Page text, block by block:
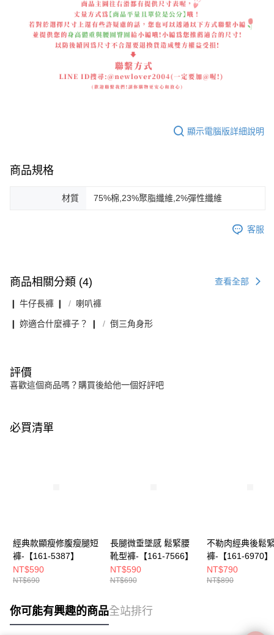
顯示電腦版詳細說明
商品規格
材質 75%棉,23%聚脂纖維,2%彈性纖維
客服
商品相關分類 (4) 查看全部
❙ 牛仔長褲 ❙ 喇叭褲
❙ 妳適合什麼褲子？ ❙ 倒三角身形
評價
喜歡這個商品嗎？購買後給他一個好評吧
必買清單
經典款顯瘦修腹瘦腿短
褲-【161-5387】
NT$590
NT$690
長腿微垂墜感 鬆緊腰
靴型褲-【161-7566】
NT$590
NT$690
不勒肉經典後鬆
褲-【161-6970】
NT$790
NT$890
你可能有興趣的商品全站排行